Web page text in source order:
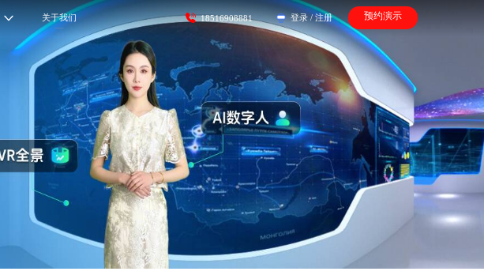
关于我们 18516908881 登录 / 注册 预约演示